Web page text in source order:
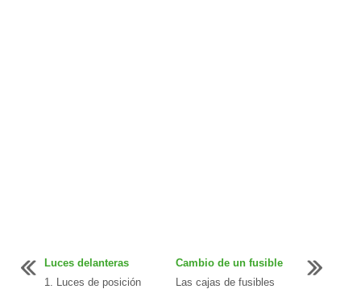
Luces delanteras
1. Luces de posición
Cambio de un fusible
Las cajas de fusibles